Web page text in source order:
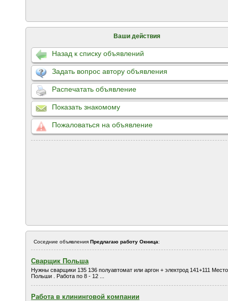
Ваши действия
Назад к списку объявлений
Задать вопрос автору объявления
Распечатать объявление
Показать знакомому
Пожаловаться на объявление
Соседние объявления Предлагаю работу Окница:
Сварщик Польша
Нужны сварщики 135 136 полуавтомат или аргон + электрод 141+111
Польши . Работа по 8 - 12 ...
Работа в клининговой компании